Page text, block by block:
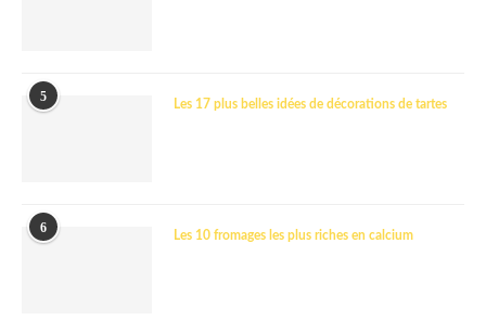
5 Les 17 plus belles idées de décorations de tartes
6 Les 10 fromages les plus riches en calcium